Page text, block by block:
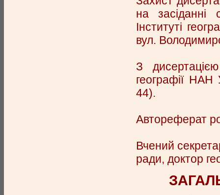
на засіданні
Інституті
вул.
З
географії
44).
Автореферат
Вчений
ради, доктор